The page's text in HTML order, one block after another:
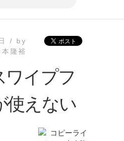
/ by
本隆裕
ワイプフ
使えない